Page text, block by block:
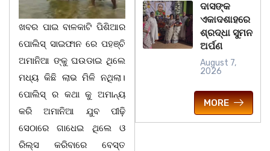
ଖବର ପାଇ ବାଳକାଟି ପିଶିଆର
ପୋଲିସ୍ ସାଇଫାନ ରେ ପହଞ୍ଚି
ଅମାନିଆ ଙ୍କୁ ଘଉଡାଇ ଥିଲେ
ମଧ୍ୟ କିଛି ଲାଭ ମିଳି ନଥିଲା।
ପୋଲିସ୍ ର କଥା କୁ ଅମାନ୍ୟ
କରି ଅମାନିଆ ଯୁବ ପୀଢ଼ି
ସେଠାରେ ଗାଧେଇ ଥିଲେ ଓ
ରିଲ୍ସ କରିବାରେ ବେସ୍ତ
ଦାସଙ୍କ
ଏକାଦଶାହରେ
ଶ୍ରଦ୍ଧା ସୁମନ
ଅର୍ପଣ
August 7,
2026
MORE